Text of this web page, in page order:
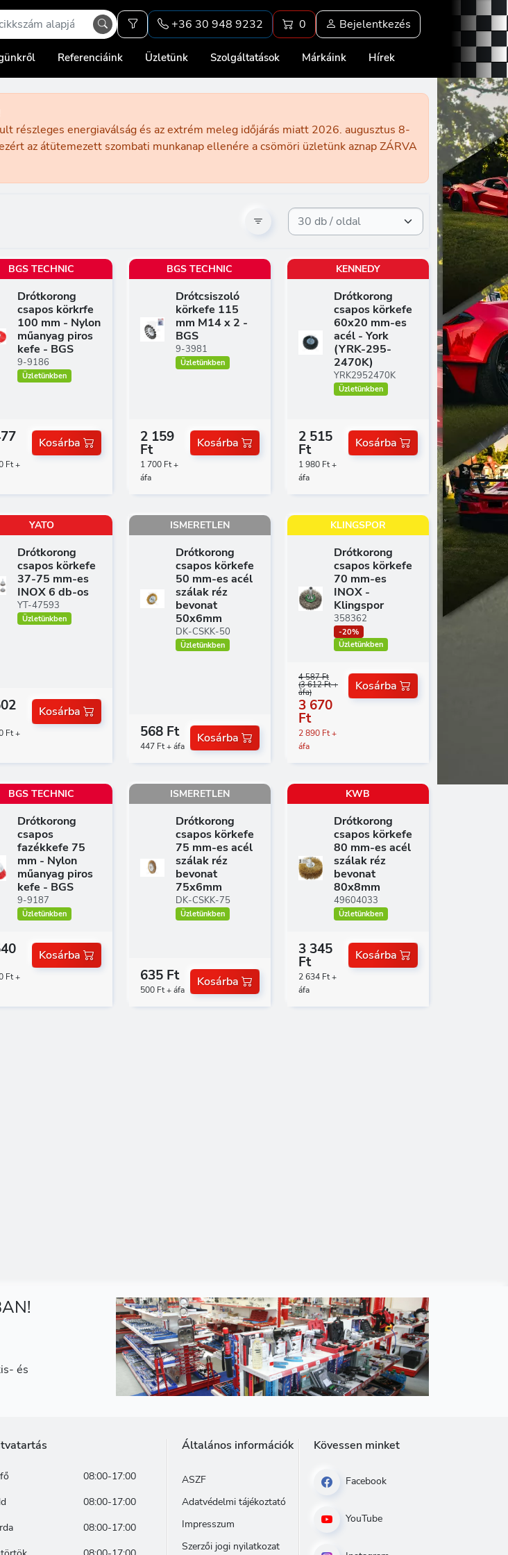
+36 30 948 9232 0 Bejelentkezés
Referenciáink Üzletünk Szolgáltatások Márkáink Hírek
részleges energiaválság és az extrém meleg időjárás miatt 2026. augusztus 8-
az átütemezett szombati munkanap ellenére a csömöri üzletünk aznap ZÁRVA
BGS TECHNIC
Drótkorong
csapos körkrfe
100 mm - Nylon
műanyag piros
kefe - BGS
9-9186
Üzletünkben
Ft +
Kosárba
BGS TECHNIC
Drótcsiszoló
körkefe 115
mm M14 x 2 -
BGS
9-3981
Üzletünkben
2 159
Ft
1 700 Ft +
áfa
Kosárba
KENNEDY
Drótkorong
csapos körkefe
60x20 mm-es
acél - York
(YRK-295-
2470K)
YRK2952470K
Üzletünkben
2 515
Ft
1 980 Ft +
áfa
Kosárba
YATO
Drótkorong
csapos körkefe
37-75 mm-es
INOX 6 db-os
YT-47593
Üzletünkben
Ft +
Kosárba
ISMERETLEN
Drótkorong
csapos körkefe
50 mm-es acél
szálak réz
bevonat
50x6mm
DK-CSKK-50
Üzletünkben
568 Ft
447 Ft + áfa
Kosárba
KLINGSPOR
Drótkorong
csapos körkefe
70 mm-es
INOX -
Klingspor
358362
-20%
Üzletünkben
4 587 Ft
(3 612 Ft +
áfa)
3 670
Ft
2 890 Ft +
áfa
Kosárba
BGS TECHNIC
Drótkorong
csapos
fazékkefe 75
mm - Nylon
műanyag piros
kefe - BGS
9-9187
Üzletünkben
Ft +
Kosárba
ISMERETLEN
Drótkorong
csapos körkefe
75 mm-es acél
szálak réz
bevonat
75x6mm
DK-CSKK-75
Üzletünkben
635 Ft
500 Ft + áfa
Kosárba
KWB
Drótkorong
csapos körkefe
80 mm-es acél
szálak réz
bevonat
80x8mm
49604033
Üzletünkben
3 345
Ft
2 634 Ft +
áfa
Kosárba
és
08:00-17:00
08:00-17:00
08:00-17:00
Általános információk
ASZF
Adatvédelmi tájékoztató
Impresszum
Szerzői jogi nyilatkozat
Kövessen minket
Facebook
YouTube